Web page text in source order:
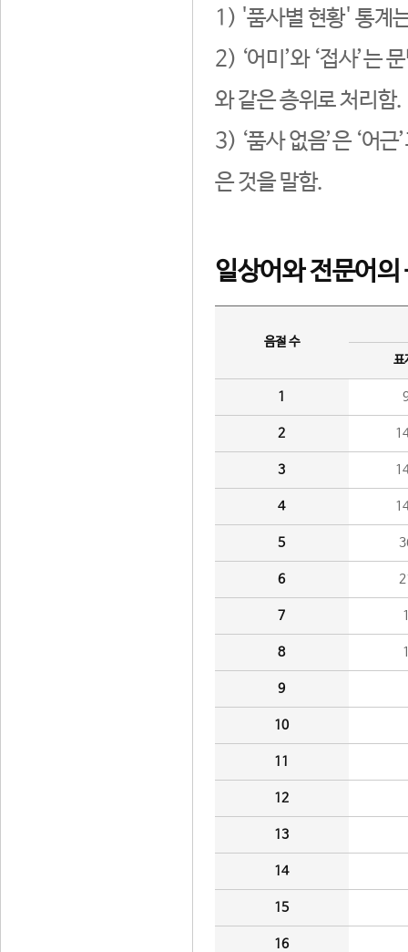
1) '품사별 현황' 통계
2) ‘어미’와 ‘접사’는
와 같은 층위로 처리함.
3) ‘품사 없음’은 ‘어
은 것을 말함.
일상어와 전문어의
음절 수
표
1
2
3
4
5
6
7
8
9
10
11
12
13
14
15
16